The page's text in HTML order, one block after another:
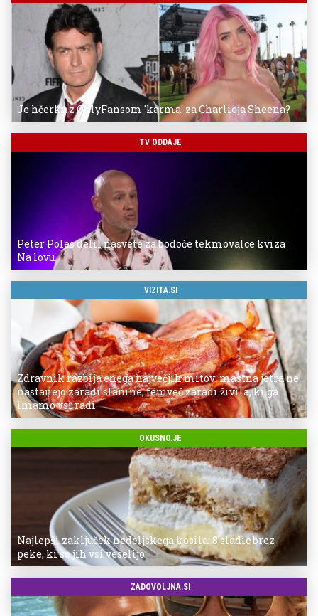
Je hčerka z OnlyFansom 'karma' za Charlieja Sheena?
TV ODDAJE
Peter Poles delil nasvete za bodoče tekmovalce kviza
Na lovu
VIZITA.SI
Zdravnik razbija enega največjih mitov: mastna jetra ne
nastanejo zaradi slanine, temveč zaradi živila, ki ga
imamo vsi radi
OKUSNO.JE
Najlepši zaključek nedeljskega kosila: 8 sladic brez
peke, ki se jih vsi veselijo
ZADOVOLJNA.SI